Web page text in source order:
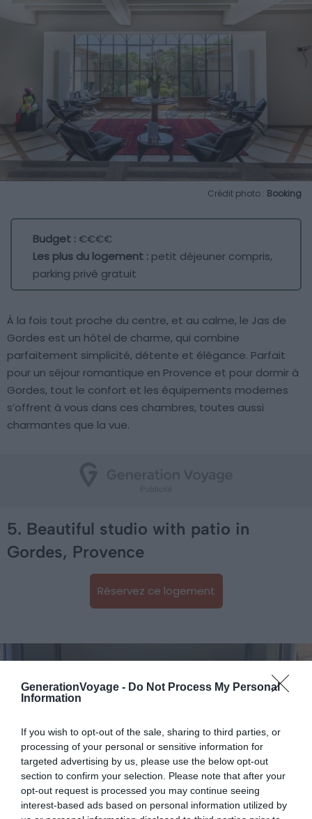
GenerationVoyage - Do Not Process My Personal
Information
If you wish to opt-out of the sale, sharing to third parties, or
processing of your personal or sensitive information for
targeted advertising by us, please use the below opt-out
section to confirm your selection. Please note that after your
opt-out request is processed you may continue seeing
interest-based ads based on personal information utilized by
Crédit photo : Booking
Budget :€€€€
Les plus du logement : petit déjeuner compris,
parking privé gratuit
À la fois tout proche du centre, et au calme, le Jas de
Gordes est un hôtel de charme, qui combine
parfaitement simplicité, détente et élégance. Parfait
pour un séjour romantique en Provence et pour dormir à
Gordes, tout le confort et les équipements modernes
s’offrent à vous dans ces chambres, toutes aussi
charmantes que la vue.
5. Beautiful studio with patio in
Gordes, Provence
Réservez ce logement